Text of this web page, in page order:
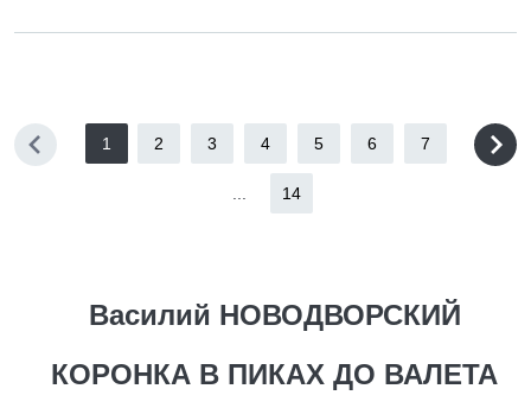
1 2 3 4 5 6 7
14
Василий НОВОДВОРСКИЙ
КОРОНКА В ПИКАХ ДО ВАЛЕТА